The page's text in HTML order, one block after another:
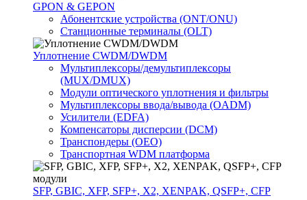
GPON & GEPON
Абонентские устройства (ONT/ONU)
Станционные терминалы (OLT)
Уплотнение CWDM/DWDM
Мультиплексоры/демультиплексоры
(MUX/DMUX)
Модули оптического уплотнения и фильтры
Мультиплексоры ввода/вывода (OADM)
Усилители (EDFA)
Компенсаторы дисперсии (DCM)
Транспондеры (OEO)
Транспортная WDM платформа
SFP, GBIC, XFP, SFP+, X2, XENPAK, QSFP+, CFP